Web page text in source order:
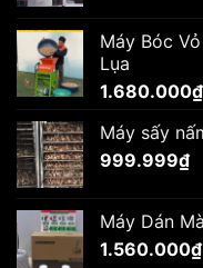
Máy Bóc
Lụa
1.680.000₫
Máy sấy
999.999₫
Máy Dán
1.560.000₫